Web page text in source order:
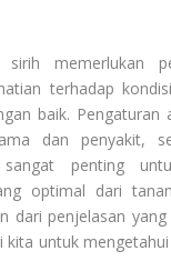
sirih memerlukan
terhadap
baik. Pengaturan
dan penyakit,
penting
optimal dari
dari penjelasan
kita untuk